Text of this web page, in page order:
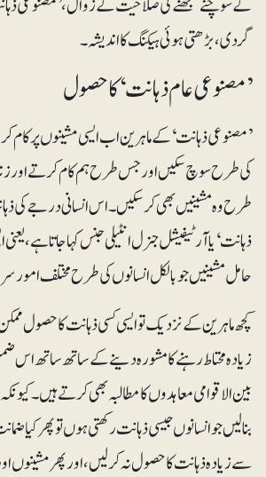
گردی ، بڑھتی ہوئی ہیکنگ کا اندیشہ۔
’مصنوعی عام ذہانت‘ کا حصول
’مصنوعی ذہانت‘ کے ماہرین اب ایسی مشینوں پر کام
کی طرح سوچ سکیں اور جس طرح ہم کام کرتے اور
طرح وہ مشینیں بھی کرسکیں۔ اس انسانی درجے کی
ذہانت‘ یا آرٹیفیشل جنرل انٹیلی جنس کہا جا تا ہے،
حامل مشینیں جو بالکل انسانوں کی طرح مختلف
کچھ ماہرین کے نزدیک تو ایسی کسی ذہانت کا حصول
زیادہ محتاط رہنے کا مشورہ دینے کے ساتھ ساتھ اس
بین الاقوامی معاہدوں کا مطالبہ بھی کرتے ہیں۔
بنالیں جو انسانوں جیسی ذہانت رکھتی ہوں تو پھر کیا
سے زیادہ ذہانت کا حصول نہ کرلیں، اور پھر مشینوں